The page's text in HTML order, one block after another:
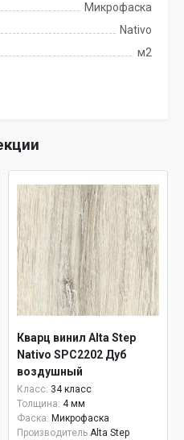
Микрофаска
Nativo
м2
Кварц винил Alta Step
Nativo SPC2202 Дуб
воздушный
Класс: 34 класс
Толщина: 4 мм
Фаска: Микрофаска
Производитель Alta Step